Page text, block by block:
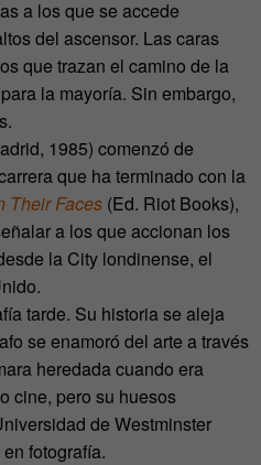
a los que se accede
del ascensor. Las caras
que trazan el camino de la
la mayoría. Sin embargo,
1985) comenzó de
que ha terminado con la
Their Faces (Ed. Riot Books),
a los que accionan los
la City londinense, el
tarde. Su historia se aleja
se enamoró del arte a través
heredada cuando era
cine, pero su huesos
de Westminster
fotografía.